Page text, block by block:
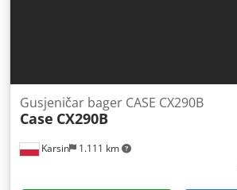
Karsin 1.111 km
Gusjeničar bager CASE CX290B
Case CX290B